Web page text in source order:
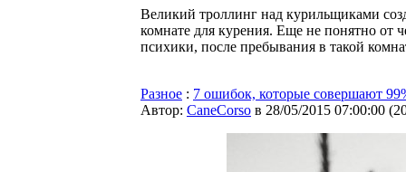
Великий троллинг над курильщиками
комнате для курения. Еще не понятно от
психики, после пребывания в такой
Разное : 7 ошибок, которые совершают
Автор: CaneCorso в 28/05/2015 07:00:00 (